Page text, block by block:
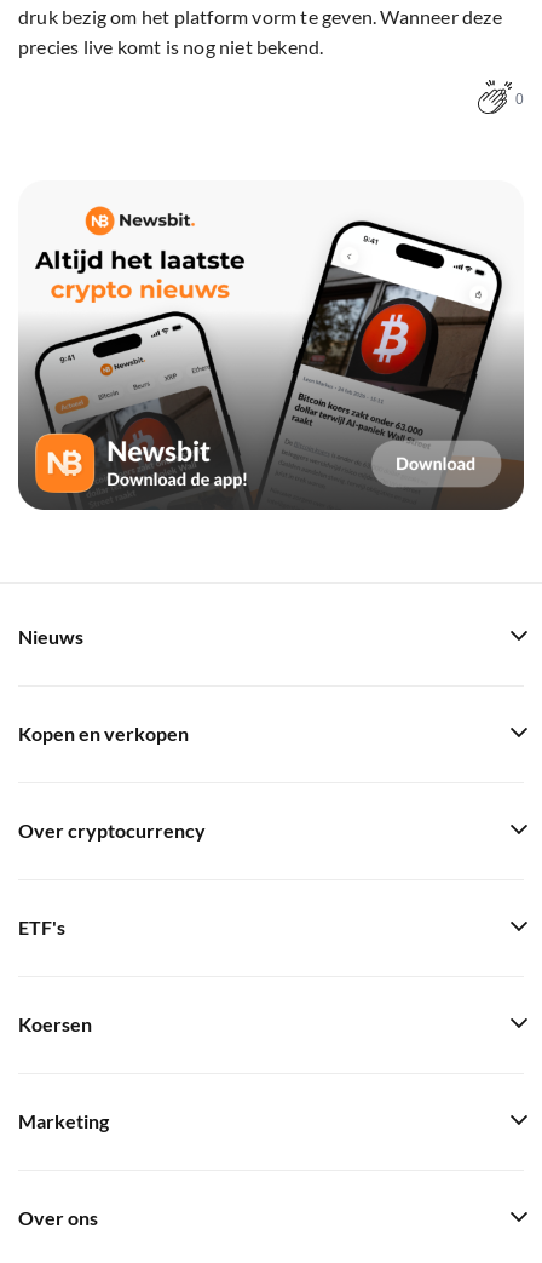
druk bezig om het platform vorm te geven. Wanneer deze
precies live komt is nog niet bekend.
0
Nieuws
Kopen en verkopen
Over cryptocurrency
ETF's
Koersen
Marketing
Over ons